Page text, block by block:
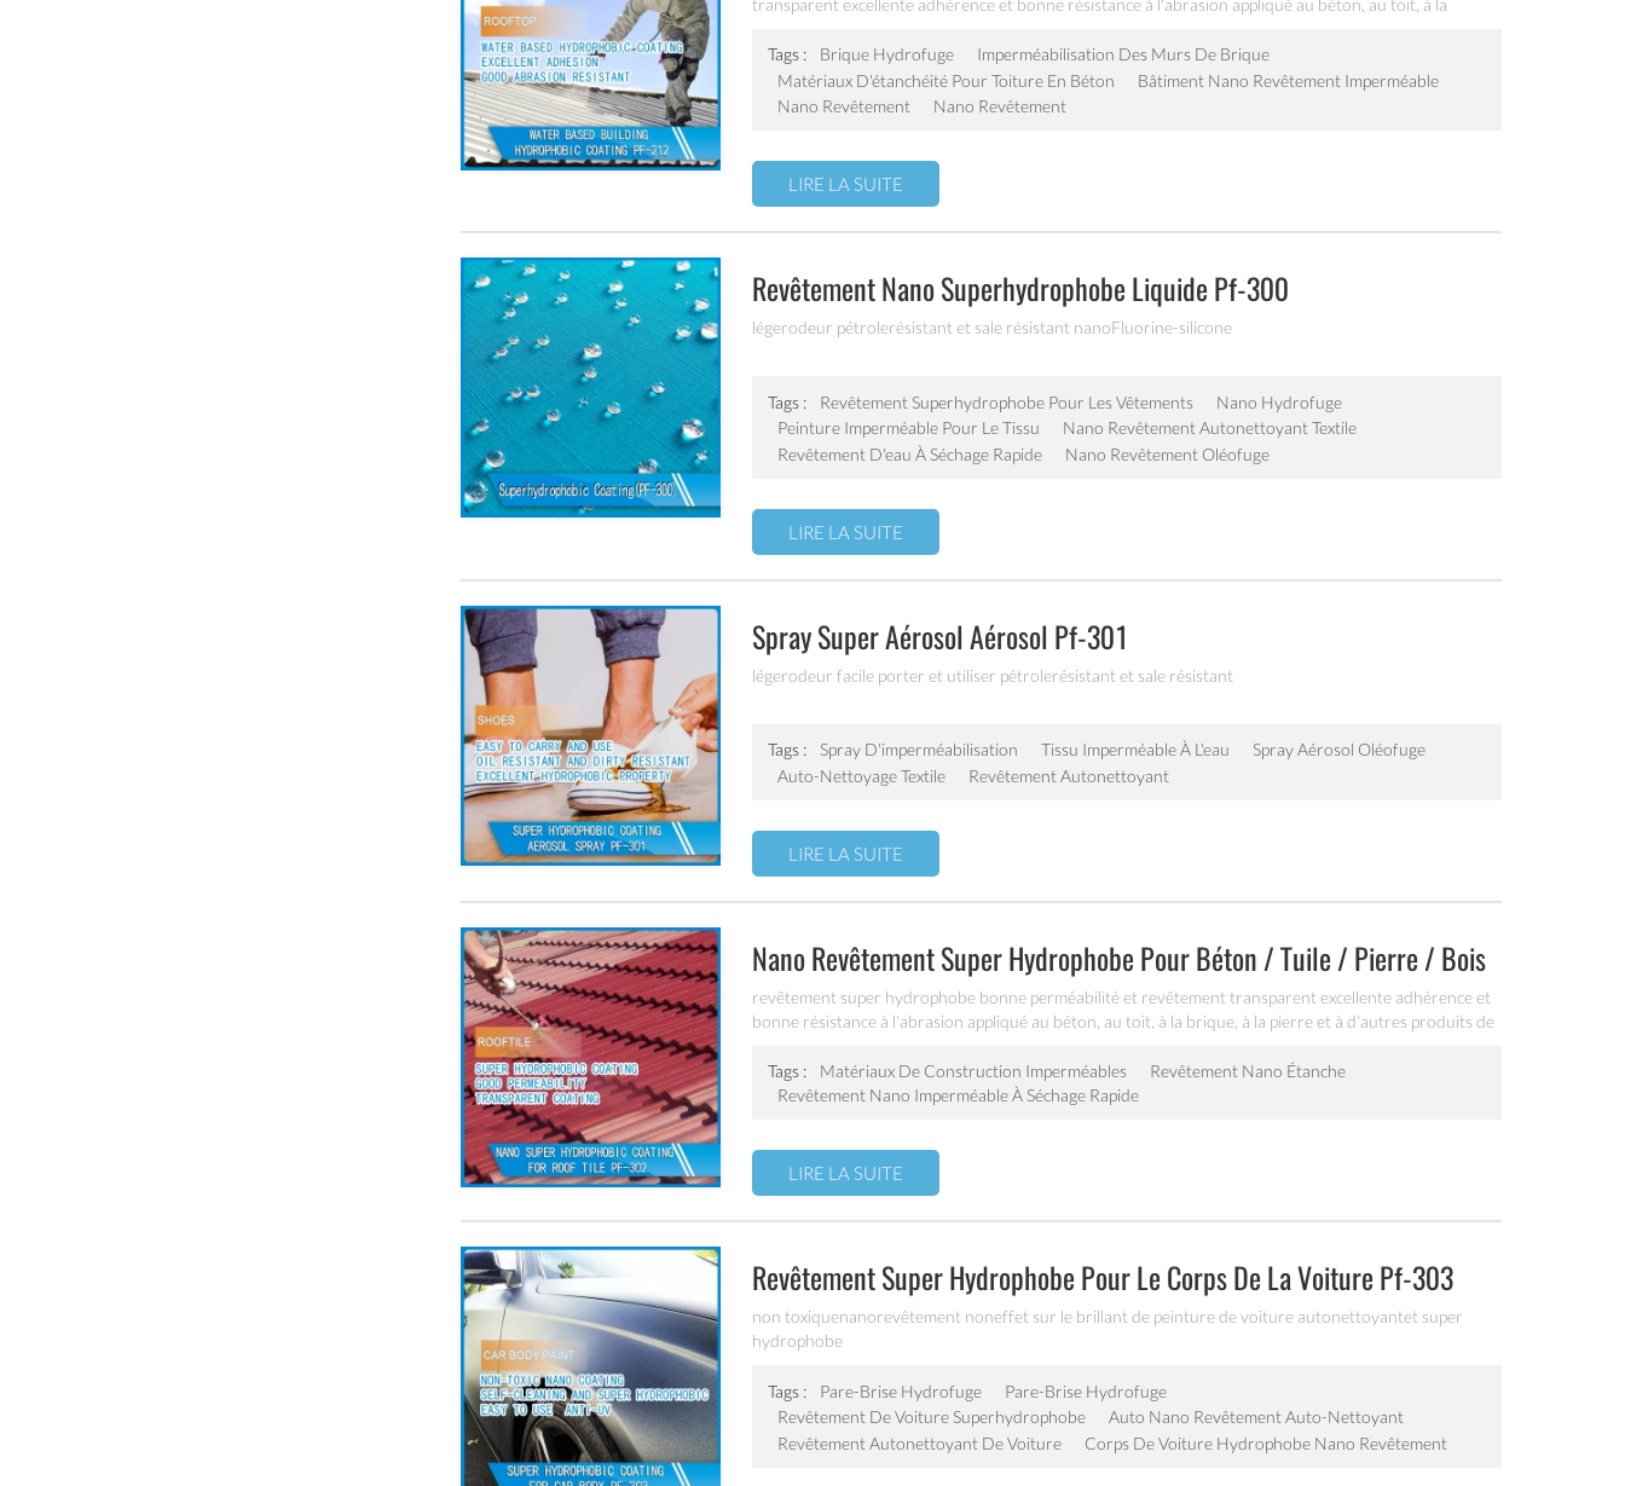
Tags :
Brique Hydrofuge
Imperméabilisation Des Murs De Brique
Matériaux D'étanchéité Pour Toiture En Béton
Bâtiment Nano Revêtement Imperméable
Nano Revêtement
Nano Revêtement
LIRE LA SUITE
Revêtement Nano Superhydrophobe Liquide Pf-300
légerodeur pétrolerésistant et sale résistant nanoFluorine-silicone
Tags : Revêtement Superhydrophobe Pour Les Vêtements
Nano Hydrofuge
Peinture Imperméable Pour Le Tissu
Nano Revêtement Autonettoyant Textile
Revêtement D'eau À Séchage Rapide
Nano Revêtement Oléofuge
LIRE LA SUITE
Spray Super Aérosol Aérosol Pf-301
légerodeur facile porter et utiliser pétrolerésistant et sale résistant
Tags : Spray D'imperméabilisation Tissu Imperméable À L'eau
Spray Aérosol Oléofuge
Auto-Nettoyage Textile
Revêtement Autonettoyant
LIRE LA SUITE
Nano Revêtement Super Hydrophobe Pour Béton / Tuile / Pierre / Bois
Etc. Pf-302
revêtement super hydrophobe bonne perméabilité et revêtement transparent excellente adhérence et
bonne résistance à l'abrasion appliqué au béton, au toit, à la brique, à la pierre et à d'autres produits de
Tags :
Matériaux De Construction Imperméables
Revêtement Nano Étanche
Revêtement Nano Imperméable À Séchage Rapide
LIRE LA SUITE
Revêtement Super Hydrophobe Pour Le Corps De La Voiture Pf-303
non toxiquenanorevêtement noneffet sur le brillant de peinture de voiture autonettoyantet super
hydrophobe
Tags : Pare-Brise Hydrofuge
Pare-Brise Hydrofuge
Revêtement De Voiture Superhydrophobe
Auto Nano Revêtement Auto-Nettoyant
Revêtement Autonettoyant De Voiture
Corps De Voiture Hydrophobe Nano Revêtement